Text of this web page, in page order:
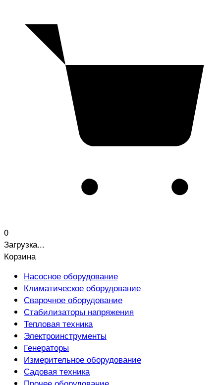
0
Загрузка...
Корзина
Насосное оборудование
Климатическое оборудование
Сварочное оборудование
Стабилизаторы напряжения
Тепловая техника
Электроинструменты
Генераторы
Измерительное оборудование
Садовая техника